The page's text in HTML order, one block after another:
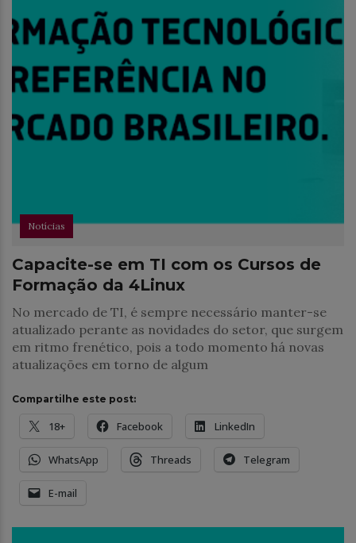
Notícias
Capacite-se em TI com os Cursos de
Formação da 4Linux
No mercado de TI, é sempre necessário manter-se
atualizado perante as novidades do setor, que surgem
em ritmo frenético, pois a todo momento há novas
atualizações em torno de algum
Compartilhe este post:
18+ Facebook LinkedIn
WhatsApp Threads Telegram
E-mail